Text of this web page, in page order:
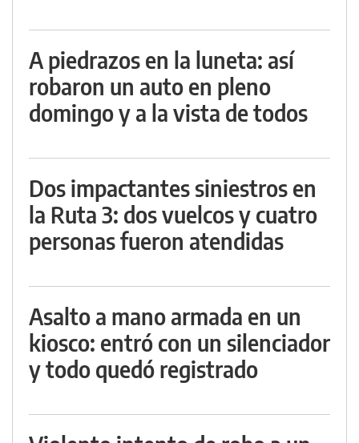
A piedrazos en la luneta: así
robaron un auto en pleno
domingo y a la vista de todos
Dos impactantes siniestros en
la Ruta 3: dos vuelcos y cuatro
personas fueron atendidas
Asalto a mano armada en un
kiosco: entró con un silenciador
y todo quedó registrado